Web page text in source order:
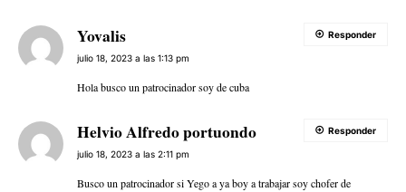
Yovalis
julio 18, 2023 a las 1:13 pm
Hola busco un patrocinador soy de cuba
Responder
Helvio Alfredo portuondo
julio 18, 2023 a las 2:11 pm
Busco un patrocinador si Yego a ya boy a trabajar soy chofer de
Responder